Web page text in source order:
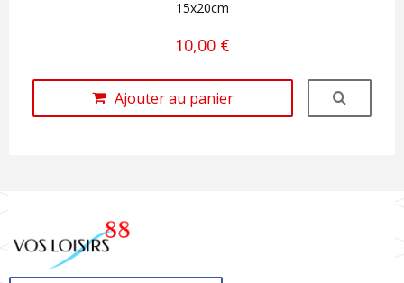
15x20cm
10,00 €
Ajouter au panier